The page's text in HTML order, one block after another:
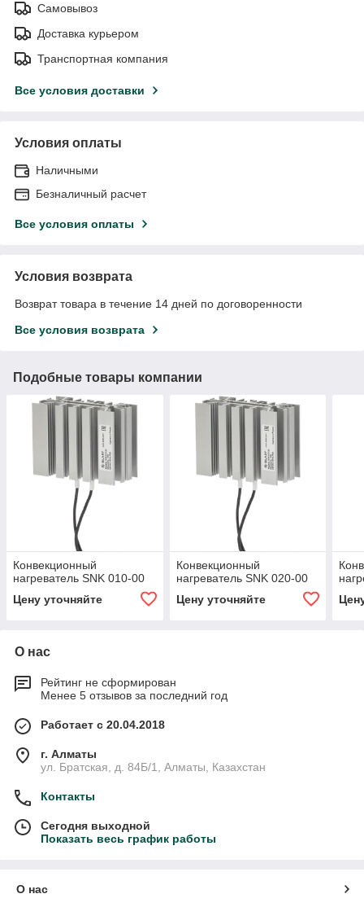
Самовывоз
Доставка курьером
Транспортная компания
Все условия доставки
Условия оплаты
Наличными
Безналичный расчет
Все условия оплаты
Условия возврата
Возврат товара в течение 14 дней по договоренности
Все условия возврата
Подобные товары компании
Конвекционный
нагреватель SNK 010-00
Цену уточняйте
Конвекционный
нагреватель SNK 020-00
Цену уточняйте
О нас
Рейтинг не сформирован
Менее 5 отзывов за последний год
Работает с 20.04.2018
г. Алматы
ул. Братская, д. 84Б/1, Алматы, Казахстан
Контакты
Сегодня выходной
Показать весь график работы
О нас